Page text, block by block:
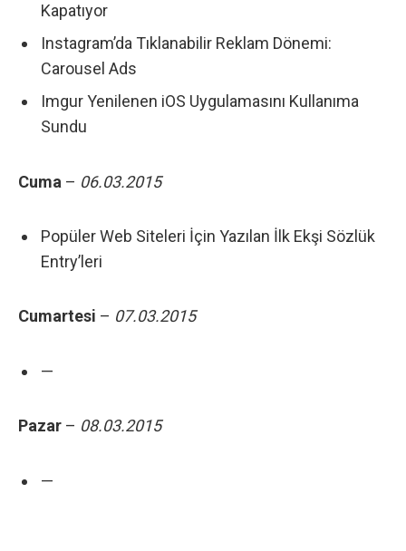
Kapatıyor
Instagram’da Tıklanabilir Reklam Dönemi:
Carousel Ads
Imgur Yenilenen iOS Uygulamasını Kullanıma
Sundu
Cuma – 06.03.2015
Popüler Web Siteleri İçin Yazılan İlk Ekşi Sözlük
Entry’leri
Cumartesi – 07.03.2015
—
Pazar – 08.03.2015
—